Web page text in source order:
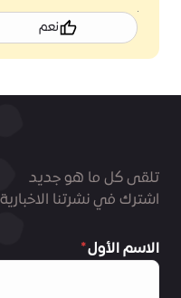
نعم
تلقى كل ما هو جديد
اشترك في نشرتنا الاخبارية
الاسم الأول